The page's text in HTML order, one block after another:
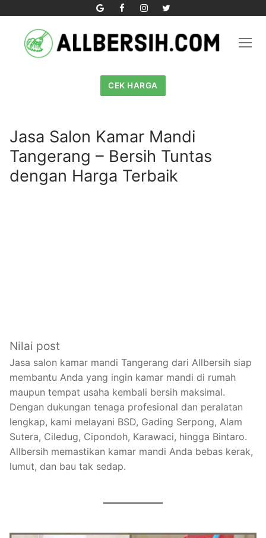
content
CEK HARGA
Jasa Salon Kamar Mandi
Tangerang – Bersih Tuntas
dengan Harga Terbaik
Nilai post
Jasa salon kamar mandi Tangerang dari Allbersih siap
membantu Anda yang ingin kamar mandi di rumah
maupun tempat usaha kembali bersih maksimal.
Dengan dukungan tenaga profesional dan peralatan
lengkap, kami melayani BSD, Gading Serpong, Alam
Sutera, Ciledug, Cipondoh, Karawaci, hingga Bintaro.
Allbersih memastikan kamar mandi Anda bebas kerak,
lumut, dan bau tak sedap.